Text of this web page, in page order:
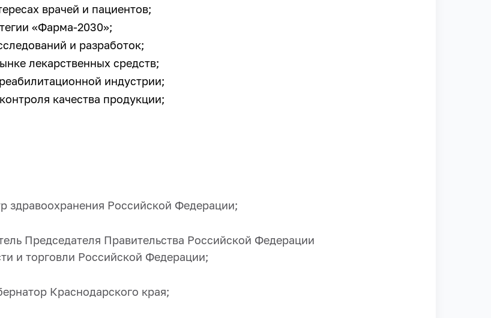
врачей и пациентов;
«Фарма-2030»;
и разработок;
лекарственных средств;
индустрии;
качества продукции;
здравоохранения Российской Федерации;
Председателя Правительства Российской Федерации
и торговли Российской Федерации;
Краснодарского края;